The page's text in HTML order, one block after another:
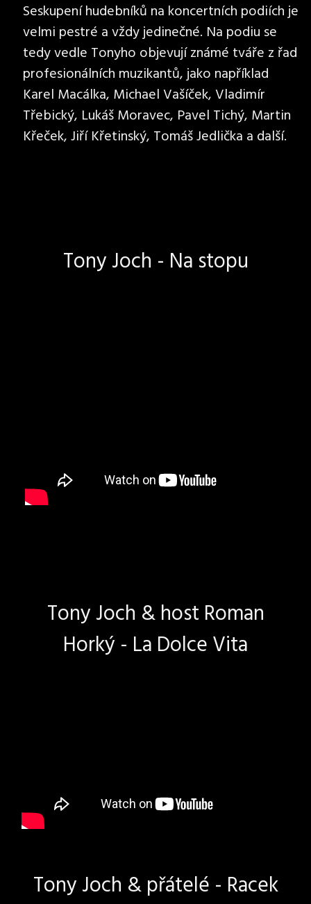
Seskupení hudebníků na koncertních podiích je
velmi pestré a vždy jedinečné. Na podiu se
tedy vedle Tonyho objevují známé tváře z řad
profesionálních muzikantů, jako například
Karel Macálka, Michael Vašíček, Vladimír
Třebický, Lukáš Moravec, Pavel Tichý, Martin
Křeček, Jiří Křetinský, Tomáš Jedlička a další.
Tony Joch - Na stopu
Tony Joch & host Roman
Horký - La Dolce Vita
Tony Joch & přátelé - Racek